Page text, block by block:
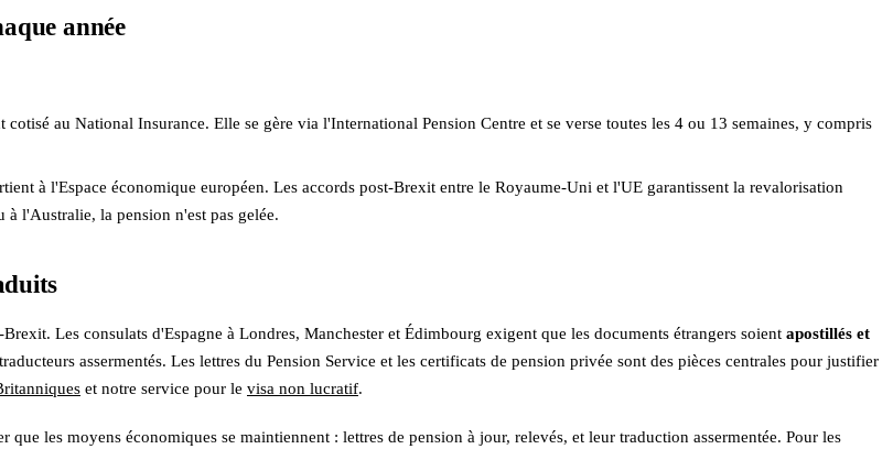
année
au National Insurance. Elle se gère via l'International Pension Centre et se verse toutes les 4 ou 13 semaines, y compris
à l'Espace économique européen. Les accords post-Brexit entre le Royaume-Uni et l'UE garantissent la revalorisation
l'Australie, la pension n'est pas gelée.
Les consulats d'Espagne à Londres, Manchester et Édimbourg exigent que les documents étrangers soient apostillés et
assermentés. Les lettres du Pension Service et les certificats de pension privée sont des pièces centrales pour justifier
et notre service pour le visa non lucratif.
les moyens économiques se maintiennent : lettres de pension à jour, relevés, et leur traduction assermentée. Pour les